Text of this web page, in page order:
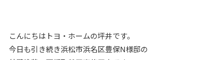
こんにちはトヨ・ホームの坪井です。
今日も引き続き浜松市浜名区豊保N様邸の